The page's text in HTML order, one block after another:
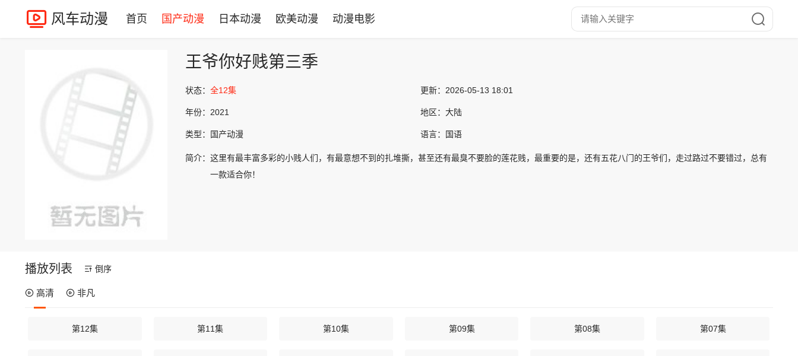
风车动漫 首页 国产动漫 日本动漫 欧美动漫 动漫电影
王爷你好贱第三季
状态： 全12集 更新： 2026-05-13 18:01
年份： 2021 地区： 大陆
类型： 国产动漫 语言： 国语
简介： 这里有最丰富多彩的小贱人们，有最意想不到的扎堆撕，甚至还有最臭不要脸的莲花贱，最重要的是，还有五花八门的王爷们，走过路过不要错过，总有
一款适合你！
播放列表 倒序
高清 非凡
第12集 第11集 第10集 第09集 第08集 第07集